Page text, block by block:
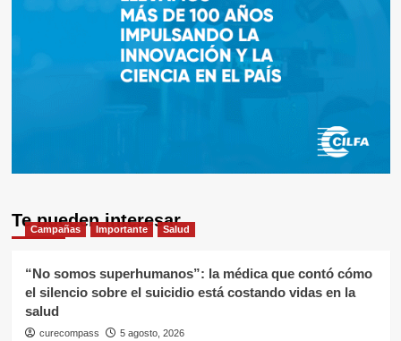
Te pueden interesar
Campañas Importante Salud
“No somos superhumanos”: la médica que contó cómo
el silencio sobre el suicidio está costando vidas en la
salud
curecompass 5 agosto, 2026